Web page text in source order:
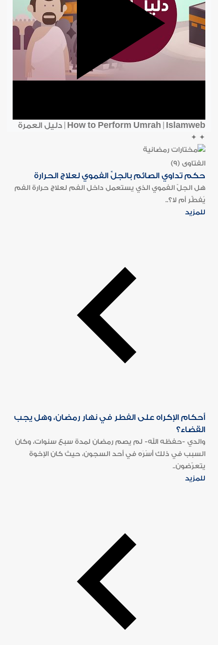
How to Perform Umrah | Islamweb | دليل العمرة
✦
✦
الفتاوى (9)
حكم تداوي الصائم بالجلِّ الفموي لعلاج الحرارة
هل الجلّ الفموي الذي يستعمل داخل الفم لعلاج حرارة الفم
يُفطِّر أم لا؟..
للمزيد
أحكام الإكراه على الفطر في نهار رمضان، وهل يجب
القضاء؟
والدي -حفظه الله- لم يصم رمضان لمدة سبع سنوات، وكان
السبب في ذلك أَسْرَه في أحد السجون، حيث كان الإخوة
يتعرّضون..
للمزيد